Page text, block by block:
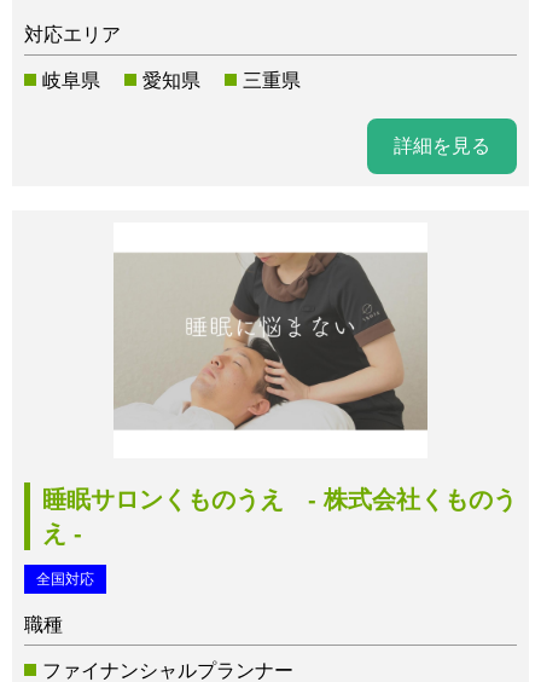
対応エリア
岐阜県 愛知県 三重県
詳細を見る
睡眠サロンくものうえ - 株式会社くものう
え -
全国対応
職種
ファイナンシャルプランナー